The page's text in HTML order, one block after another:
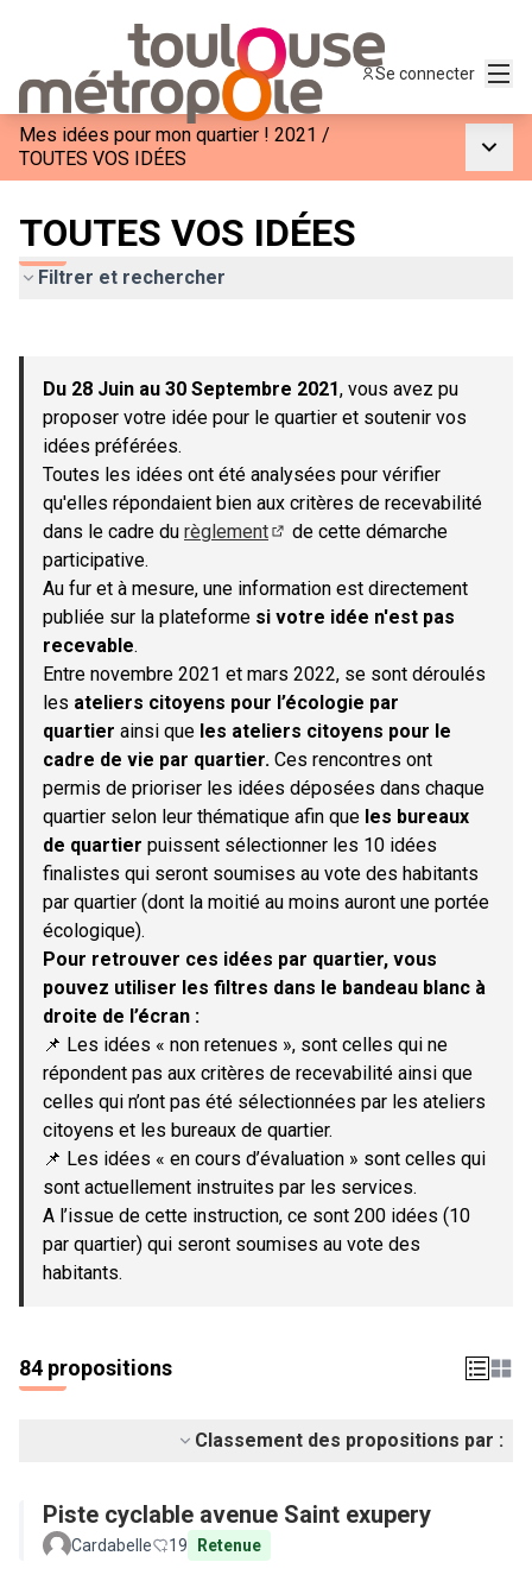
Se connecter
Mes idées pour mon quartier ! 2021 /
TOUTES VOS IDÉES
TOUTES VOS IDÉES
Filtrer et rechercher
−
Du 28 Juin au 30 Septembre 2021, vous avez pu
proposer votre idée pour le quartier et soutenir vos
idées préférées.
Toutes les idées ont été analysées pour vérifier
qu'elles répondaient bien aux critères de recevabilité
dans le cadre du règlement
de cette démarche
participative.
Au fur et à mesure, une information est directement
publiée sur la plateforme si votre idée n'est pas
recevable.
Entre novembre 2021 et mars 2022, se sont déroulés
les ateliers citoyens pour l’écologie par
quartier ainsi que les ateliers citoyens pour le
cadre de vie par quartier. Ces rencontres ont
permis de prioriser les idées déposées dans chaque
quartier selon leur thématique afin que les bureaux
de quartier puissent sélectionner les 10 idées
finalistes qui seront soumises au vote des habitants
par quartier (dont la moitié au moins auront une portée
écologique).
Pour retrouver ces idées par quartier, vous
pouvez utiliser les filtres dans le bandeau blanc à
droite de l’écran :
📌 Les idées « non retenues », sont celles qui ne
répondent pas aux critères de recevabilité ainsi que
celles qui n’ont pas été sélectionnées par les ateliers
citoyens et les bureaux de quartier.
📌 Les idées « en cours d’évaluation » sont celles qui
sont actuellement instruites par les services.
A l’issue de cette instruction, ce sont 200 idées (10
par quartier) qui seront soumises au vote des
habitants.
84 propositions
Classement des propositions par :
Piste cyclable avenue Saint exupery
Cardabelle 19 Retenue